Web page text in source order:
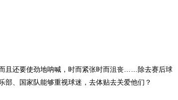
还要使劲地呐喊，时而紧张时而沮丧……除去赛后球
部、国家队能够重视球迷，去体贴去关爱他们？